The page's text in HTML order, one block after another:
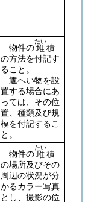
物件の堆
たい
積
の方法を付記す
ること。
遮へい物を設
置する場合にあ
っては、その位
置、種類及び規
模を付記するこ
と。
物件の堆
たい
積
の場所及びその
周辺の状況が分
かるカラー写真
とし、撮影の位